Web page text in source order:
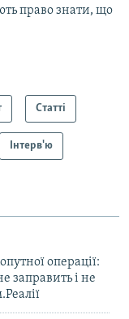
право знати, що
Статті
Інтерв'ю
операції:
заправить і не